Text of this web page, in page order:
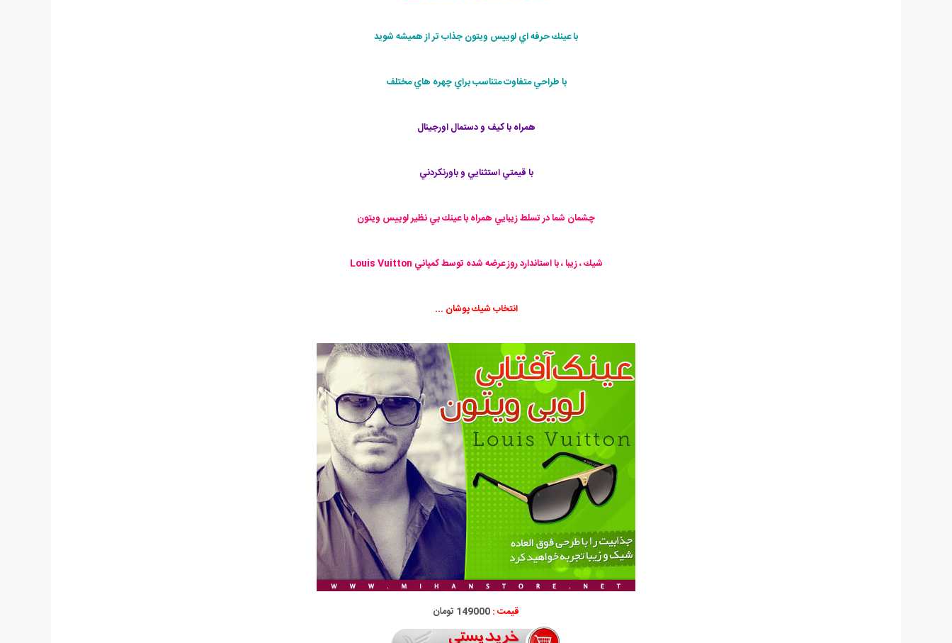
با عينك حرفه اي لوییس ویتون جذاب تر از هميشه شويد
با طراحي متفاوت متناسب براي چهره هاي مختلف
همراه با كيف و دستمال اورجينال
با قيمتي استثنايي و باورنكردني
چشمان شما در تسلط زيبايي همراه با عينك بي نظير لوییس ویتون
شيك ، زيبا ، با استاندارد روز عرضه شده توسط كمپاني Louis Vuitton
انتخاب شيك پوشان ...
قیمت :149000 تومان